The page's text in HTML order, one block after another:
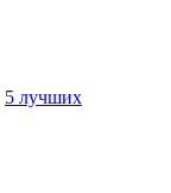
5 лучших